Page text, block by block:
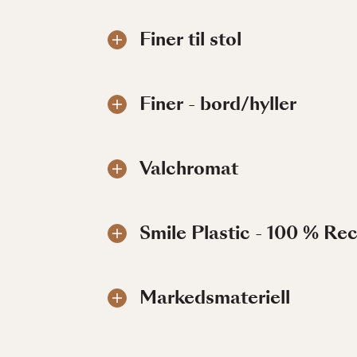
Finer til stol
Finer - bord/hyller
Valchromat
Smile Plastic - 100 %
Markedsmateriell